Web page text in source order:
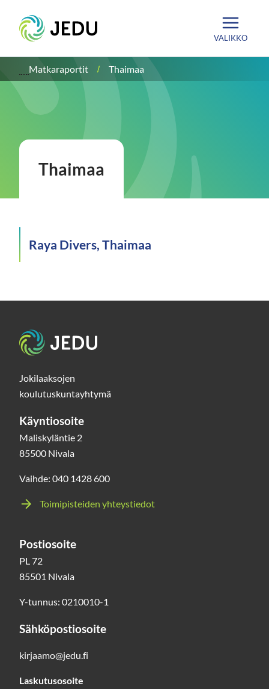
sisältöön
Etusivu
VALIKKO
Matkaraportit Thaimaa
Thaimaa
Raya Divers, Thaimaa
Etusivu
Jokilaaksojen
koulutuskuntayhtymä
Käyntiosoite
Maliskyläntie 2
85500 Nivala
Vaihde: 040 1428 600
Toimipisteiden yhteystiedot
Postiosoite
PL 72
85501 Nivala
Y-tunnus: 0210010-1
Sähköpostiosoite
kirjaamo@jedu.fi
Laskutusosoite